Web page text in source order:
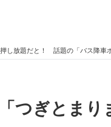
し放題だと！ 話題の「バス降車
つぎとま